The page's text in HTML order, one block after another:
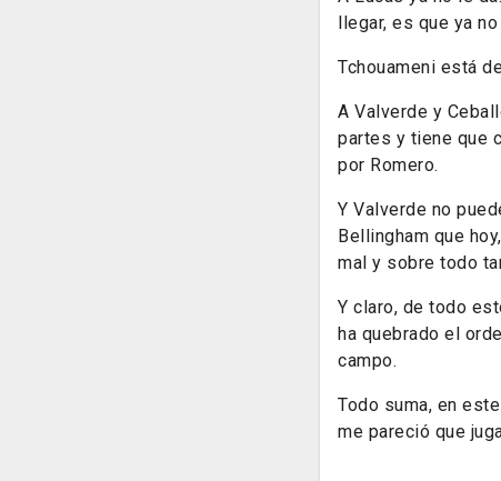
llegar, es que ya
Tchouameni está
A Valverde y
partes y tiene que
por Romero.
Y Valverde no
Bellingham que
mal y sobre todo
Y claro, de todo
ha quebrado el
campo.
Todo suma, en
me pareció que